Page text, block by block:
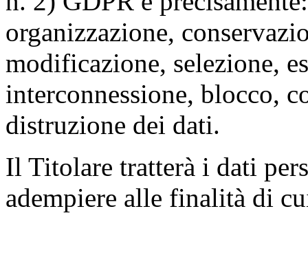
organizzazione,
modificazione, selezione,
interconnessione, blocco,
distruzione dei dati.
Il Titolare tratterà i dati
adempiere alle finalità di